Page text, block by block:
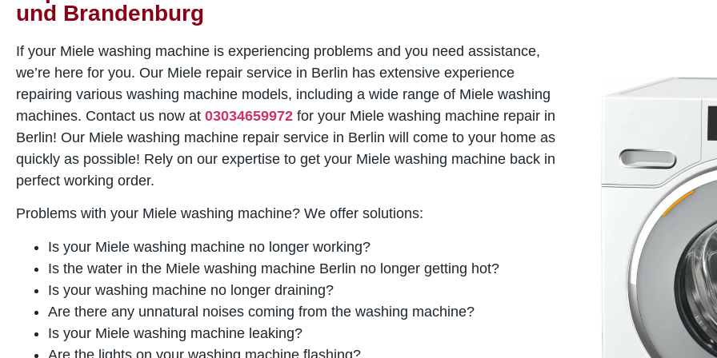
und Brandenburg
If your Miele washing machine is experiencing problems and you need assistance,
we’re here for you. Our Miele repair service in Berlin has extensive experience
repairing various washing machine models, including a wide range of Miele washing
machines. Contact us now at 03034659972 for your Miele washing machine repair in
Berlin! Our Miele washing machine repair service in Berlin will come to your home as
quickly as possible! Rely on our expertise to get your Miele washing machine back in
perfect working order.
Problems with your Miele washing machine? We offer solutions:
Is your Miele washing machine no longer working?
Is the water in the Miele washing machine Berlin no longer getting hot?
Is your washing machine no longer draining?
Are there any unnatural noises coming from the washing machine?
Is your Miele washing machine leaking?
Are the lights on your washing machine flashing?